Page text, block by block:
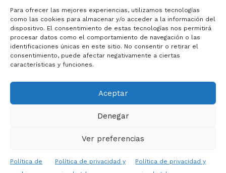
Para ofrecer las mejores experiencias, utilizamos tecnologías
como las cookies para almacenar y/o acceder a la información del
dispositivo. El consentimiento de estas tecnologías nos permitirá
procesar datos como el comportamiento de navegación o las
identificaciones únicas en este sitio. No consentir o retirar el
consentimiento, puede afectar negativamente a ciertas
características y funciones.
Aceptar
Denegar
Ver preferencias
Política de
Política de privacidad y
Política de privacidad y
Política de cookies (UE)
Canal de denuncias
Código Ético
Copyright © 2026 APACV | Asociación Padres Autismo
Español